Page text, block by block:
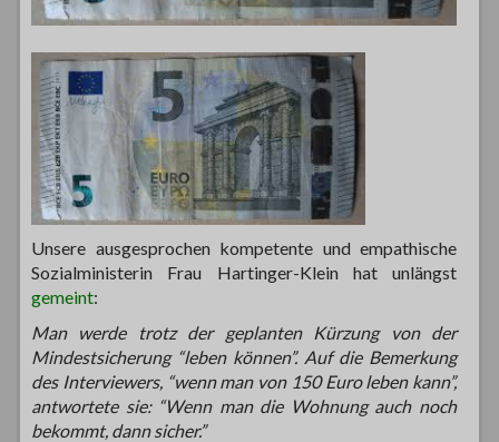
Unsere ausgesprochen kompetente und empathische
Sozialministerin Frau Hartinger-Klein hat unlängst
gemeint:
Man werde trotz der geplanten Kürzung von der
Mindestsicherung “leben können”. Auf die Bemerkung
des Interviewers, “wenn man von 150 Euro leben kann”,
antwortete sie: “Wenn man die Wohnung auch noch
bekommt, dann sicher.”